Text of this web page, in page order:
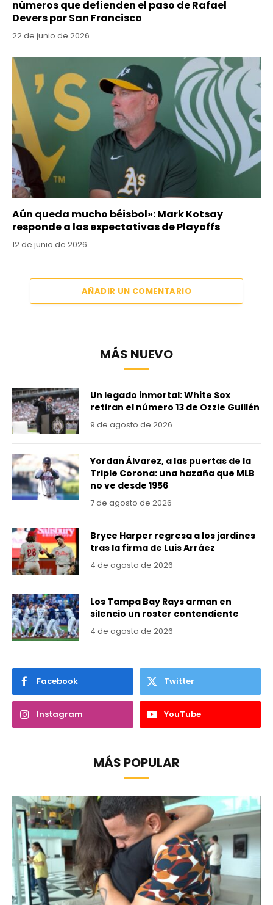
números que defienden el paso de Rafael
Devers por San Francisco
22 de junio de 2026
Aún queda mucho béisbol»: Mark Kotsay
responde a las expectativas de Playoffs
12 de junio de 2026
AÑADIR UN COMENTARIO
MÁS NUEVO
Un legado inmortal: White Sox
retiran el número 13 de Ozzie Guillén
9 de agosto de 2026
Yordan Álvarez, a las puertas de la
Triple Corona: una hazaña que MLB
no ve desde 1956
7 de agosto de 2026
Bryce Harper regresa a los jardines
tras la firma de Luis Arráez
4 de agosto de 2026
Los Tampa Bay Rays arman en
silencio un roster contendiente
4 de agosto de 2026
Facebook Twitter
Instagram YouTube
MÁS POPULAR